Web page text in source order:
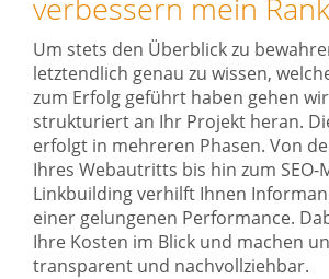
Um stets den Überblick zu
letztendlich genau zu wissen,
zum Erfolg geführt haben gehen
strukturiert an Ihr Projekt heran.
erfolgt in mehreren Phasen. Von
Ihres Webautritts bis hin zum
Linkbuilding verhilft Ihnen
einer gelungenen Performance.
Ihre Kosten im Blick und machen
transparent und nachvollziehbar.